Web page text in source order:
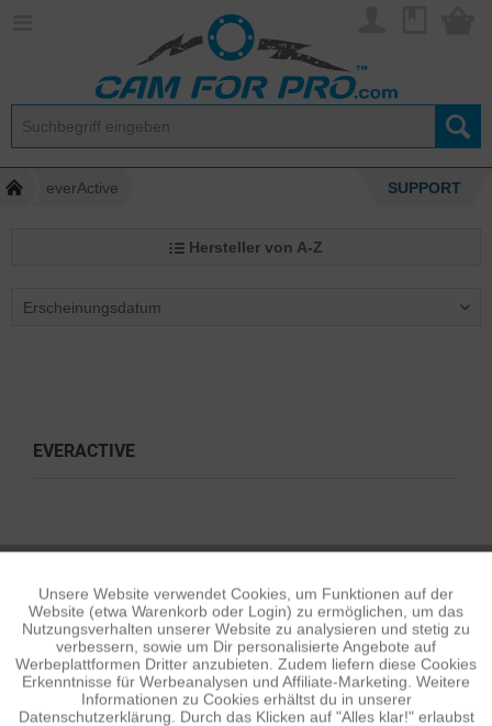
everActive SUPPORT
Hersteller von A-Z
EVERACTIVE
NEWSLETTER
Funktionale Aktiv
Tracking Inaktiv
Unsere Website verwendet Cookies, um Funktionen auf der
Website (etwa Warenkorb oder Login) zu ermöglichen, um das
Nutzungsverhalten unserer Website zu analysieren und stetig zu
verbessern, sowie um Dir personalisierte Angebote auf
Werbeplattformen Dritter anzubieten. Zudem liefern diese Cookies
Erkenntnisse für Werbeanalysen und Affiliate-Marketing. Weitere
Informationen zu Cookies erhältst du in unserer
Datenschutzerklärung. Durch das Klicken auf "Alles klar!" erlaubst